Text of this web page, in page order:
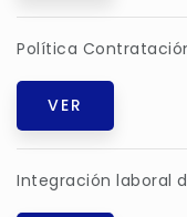
Política
VER
Integración laboral